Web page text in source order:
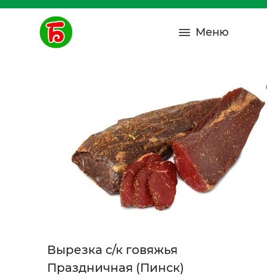
Меню
Вырезка с/к говяжья
Праздничная (Пинск)